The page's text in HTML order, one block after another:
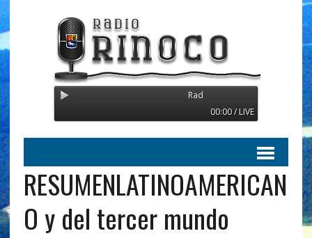
Radio Orinoco - Transmitiendo
00:00 / LIVE
RESUMENLATINOAMERICAN
O y del tercer mundo